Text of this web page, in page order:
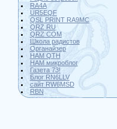
RA4A
UR5EQF
QSL PRINT RA9MC
QRZ RU
QRZ COM
Школа радистов
Органайзер
HAM QTH
HAM микроблог
Газета 73!
Блог RN6LLV
сайт RW6MSD
RBN